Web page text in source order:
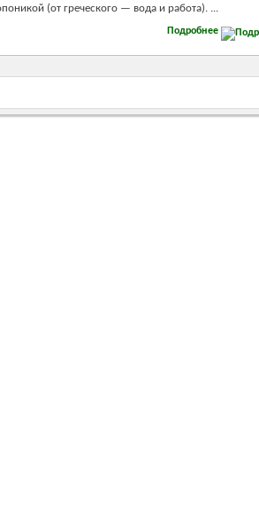
(от греческого — вода и работа). ...
Подробнее